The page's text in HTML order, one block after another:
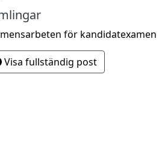
för kandidatexamen
Visa fullständig post